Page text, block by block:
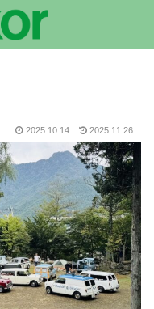
2025.10.14 2025.11.26